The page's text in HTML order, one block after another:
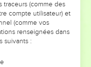
!
VOUS ÉVITER LES
les doutes, les erreurs
(comme des
compte utilisateur) et
(comme vos
renseignées dans
suivants :